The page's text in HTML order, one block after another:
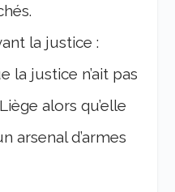
la justice :
la justice n’ait pas
alors qu’elle
arsenal d’armes